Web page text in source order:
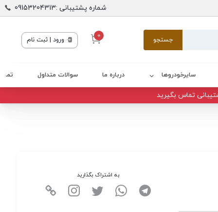
شماره پشتیبانی :09153204313
جستجو 0 ورود | ثبت نام
سایرخودروها درباره ما سوالات متداول
تماس بگیرید
به اشتراک بگذارید